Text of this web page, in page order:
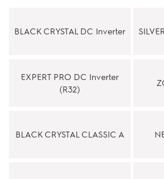
BLACK CRYSTAL DC Inverter
EXPERT PRO DC Inverter
(R32)
BLACK CRYSTAL CLASSIC A